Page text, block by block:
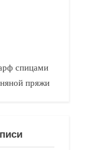
спицами
пряжи